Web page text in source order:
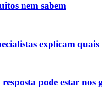
nem sabem
explicam quais
pode estar nos